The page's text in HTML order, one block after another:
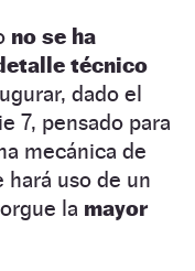
no se ha
técnico
dado el
7, pensado para
mecánica de
hará uso de un
la mayor